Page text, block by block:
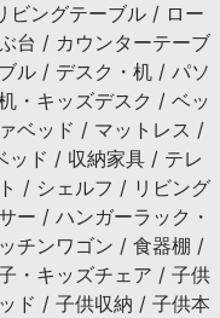
ビングテーブル / ロー
台 / カウンターテーブ
ル / デスク・机 / パソ
・キッズデスク / ベッ
ベッド / マットレス /
ッド / 収納家具 / テレ
/ シェルフ / リビング
ー / ハンガーラック・
チンワゴン / 食器棚 /
・キッズチェア / 子供
ド / 子供収納 / 子供本